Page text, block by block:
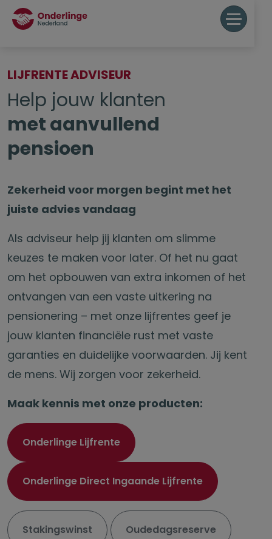
LIJFRENTE ADVISEUR
Help jouw klanten
met aanvullend
pensioen
Zekerheid voor morgen begint met het
juiste advies vandaag
Als adviseur help jij klanten om slimme
keuzes te maken voor later. Of het nu gaat
om het opbouwen van extra inkomen of het
ontvangen van een vaste uitkering na
pensionering – met onze lijfrentes geef je
jouw klanten financiële rust met vaste
garanties en duidelijke voorwaarden. Jij kent
de mens. Wij zorgen voor zekerheid.
Maak kennis met onze producten:
Onderlinge Lijfrente
Onderlinge Direct Ingaande Lijfrente
Stakingswinst Oudedagsreserve